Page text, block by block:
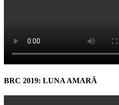
BRC 2019: LUNA AMARĂ